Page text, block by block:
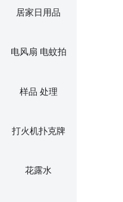
居家日用品
电风扇 电蚊拍
样品 处理
打火机扑克牌
花露水